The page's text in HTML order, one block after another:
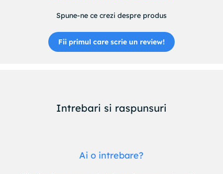
Spune-ne ce crezi despre produs
Fii primul care scrie un review!
Intrebari si raspunsuri
Ai o intrebare?